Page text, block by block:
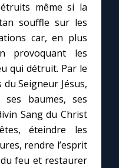
même si la
souffle sur les
car, en plus
provoquant les
qui détruit. Par le
Seigneur Jésus,
baumes, ses
Sang du Christ
éteindre les
rendre l’esprit
feu et restaurer